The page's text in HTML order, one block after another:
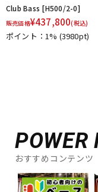
アンプ
配信/ライブ
中古
Club Bass [H500/2-0]
販売価格¥437,800(税込)
ポイント：1% (3980pt)
POWER
おすすめコンテンツ